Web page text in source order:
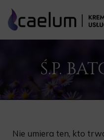
Ś.P.
Nie umiera ten, kto